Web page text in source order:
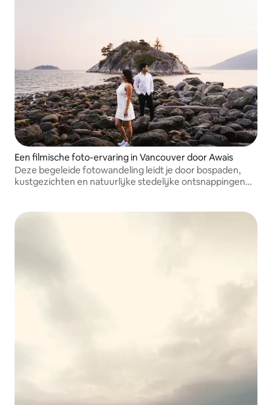
Een filmische foto-ervaring in Vancouver door Awais
Deze begeleide fotowandeling leidt je door bospaden,
kustgezichten en natuurlijke stedelijke ontsnappingen